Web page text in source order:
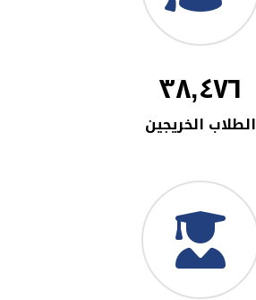
٣٨,٤٧٦
الطلاب الخريجين